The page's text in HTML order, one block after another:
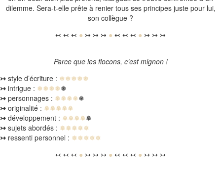
dilemme. Sera-t-elle prête à renier tous ses principes juste pour lui,
son collègue ?
↢ ↢ ↢ ● ↣ ↣ ↣ ● ↢ ↢ ↢ ● ↣ ↣ ↣
Parce que les flocons, c’est mignon !
↣ style d’écriture : ❅❅❅❅❅
↣ intrigue : ❅❅❅❅❅
↣ personnages : ❅❅❅❅❅
↣ originalité : ❅❅❅❅❅
↣ développement : ❅❅❅❅❅
↣ sujets abordés : ❅❅❅❅❅
↣ ressenti personnel : ❅❅❅❅❅
↢ ↢ ↢ ● ↣ ↣ ↣ ● ↢ ↢ ↢ ● ↣ ↣ ↣